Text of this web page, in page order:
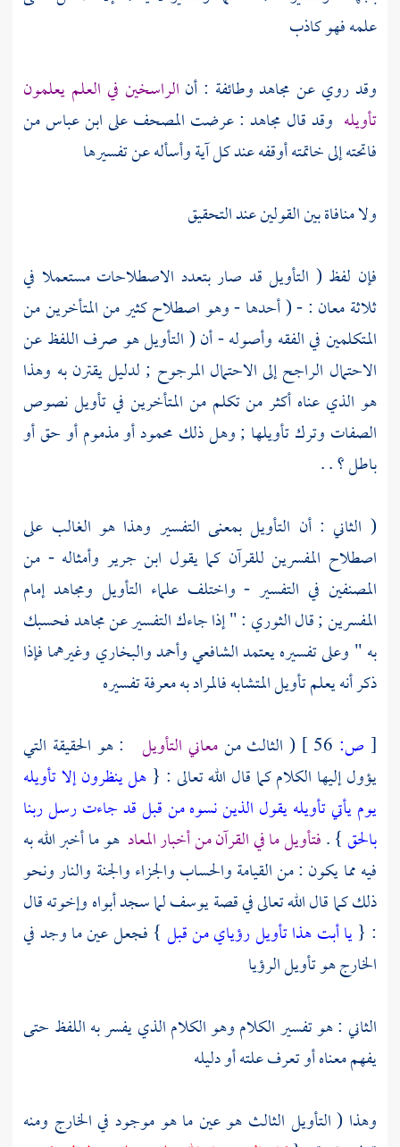
علمه فهو كاذب
وقد روي عن مجاهدوطائفة : أن الراسخين في العلم يعلمون
تأويله وقد قال مجاهد : عرضت المصحف علىابن عباسمن
فاتحته إلى خاتمته أوقفه عند كل آية وأسأله عن تفسيرها
ولا منافاة بين القولين عند التحقيق
فإن لفظ ( التأويل قد صار بتعدد الاصطلاحات مستعملا في
ثلاثة معان : - ( أحدها - وهو اصطلاح كثير من المتأخرين من
المتكلمين في الفقه وأصوله - أن ( التأويل هو صرف اللفظ عن
الاحتمال الراجح إلى الاحتمال المرجوح ; لدليل يقترن به وهذا
هو الذي عناه أكثر من تكلم من المتأخرين في تأويل نصوص
الصفات وترك تأويلها ; وهل ذلك محمود أو مذموم أو حق أو
باطل ؟ . .
( الثاني : أن التأويل بمعنى التفسير وهذا هو الغالب على
اصطلاح المفسرين للقرآن كما يقول ابن جرير وأمثاله - من
المصنفين في التفسير - واختلف علماء التأويل ومجاهدإمام
المفسرين ; قالالثوري : " إذا جاءك التفسير عنمجاهدفحسبك
به " وعلى تفسيره يعتمدالشافعيوأحمدوالبخاري وغيرهما فإذا
ذكر أنه يعلم تأويل المتشابه فالمراد به معرفة تفسيره
[ ص: ( الثالث منمعاني التأويل : هو الحقيقة التي
يؤول إليها الكلام كما قال الله تعالى : { هل ينظرون إلا تأويله
يوم يأتي تأويله يقول الذين نسوه من قبل قد جاءت رسل ربنا
بالحق} .فتأويل ما في القرآن من أخبار المعاد هو ما أخبر الله به
فيه مما يكون : من القيامة والحساب والجزاء والجنة والنار ونحو
ذلك كما قال الله تعالى في قصةيوسفلما سجد أبواه وإخوته قال
: {يا أبت هذا تأويل رؤياي من قبل } فجعل عين ما وجد في
الخارج هو تأويل الرؤيا
الثاني : هو تفسير الكلام وهو الكلام الذي يفسر به اللفظ حتى
يفهم معناه أو تعرف علته أو دليله
وهذا ( التأويل الثالث هو عين ما هو موجود في الخارج ومنه